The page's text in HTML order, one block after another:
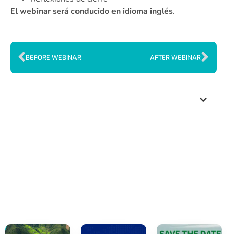
El webinar será conducido en idioma inglés.
BEFORE WEBINAR AFTER WEBINAR